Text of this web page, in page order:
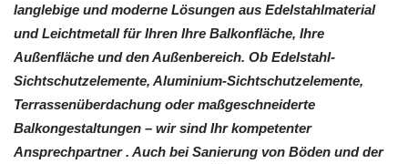
langlebige und moderne Lösungen aus Edelstahlmaterial
und Leichtmetall für Ihren Ihre Balkonfläche, Ihre
Außenfläche und den Außenbereich. Ob Edelstahl-
Sichtschutzelemente, Aluminium-Sichtschutzelemente,
Terrassenüberdachung oder maßgeschneiderte
Balkongestaltungen – wir sind Ihr kompetenter
Ansprechpartner . Auch bei Sanierung von Böden und der